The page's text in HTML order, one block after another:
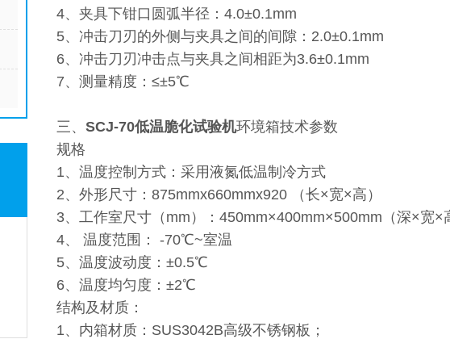
4、夹具下钳口圆弧半径：4.0±0.1mm
5、冲击刀刃的外侧与夹具之间的间隙：2.0±0.1mm
6、冲击刀刃冲击点与夹具之间相距为3.6±0.1mm
7、测量精度：≤±5℃
三、 SCJ-70低温脆化试验机环境箱技术参数
规格
1、温度控制方式：采用液氮低温制冷方式
2、外形尺寸：875mmx660mmx920 （长×宽×
3、工作室尺寸（mm）：450mm×400mm×500mm（深×宽×
4、 温度范围： -70℃~室温
5、温度波动度：±0.5℃
6、温度均匀度：±2℃
结构及材质：
1、内箱材质：SUS3042B高级不锈钢板；